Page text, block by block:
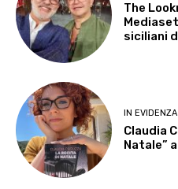
The
siciliani
IN EVIDENZA
Claudia
Natale”